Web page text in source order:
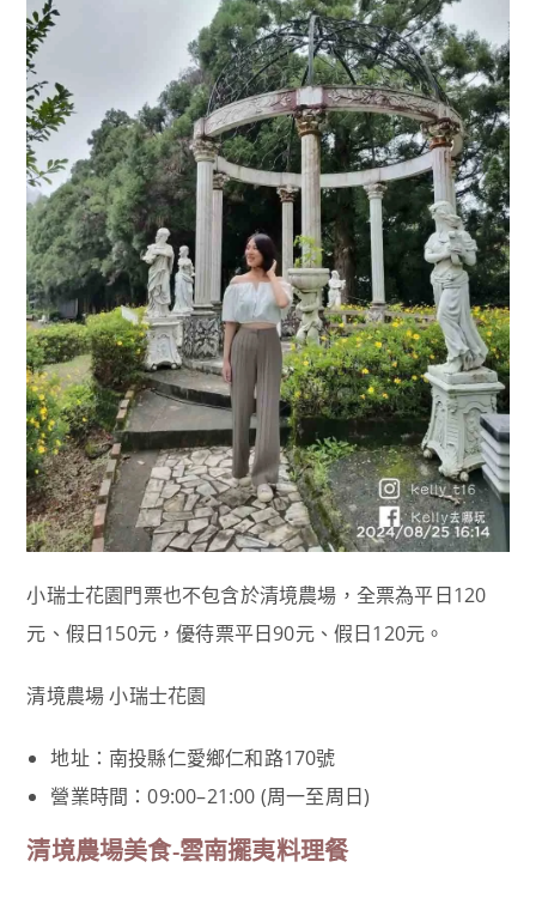
小瑞士花園門票也不包含於清境農場，全票為平日120
元、假日150元，優待票平日90元、假日120元。
清境農場 小瑞士花園
地址：南投縣仁愛鄉仁和路170號
營業時間：09:00–21:00 (周一至周日)
清境農場美食-雲南擺夷料理餐